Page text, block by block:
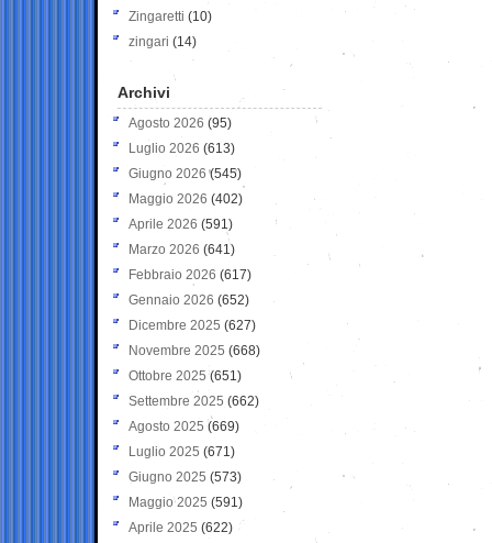
Zingaretti (10)
zingari (14)
Archivi
Agosto 2026 (95)
Luglio 2026 (613)
Giugno 2026 (545)
Maggio 2026 (402)
Aprile 2026 (591)
Marzo 2026 (641)
Febbraio 2026 (617)
Gennaio 2026 (652)
Dicembre 2025 (627)
Novembre 2025 (668)
Ottobre 2025 (651)
Settembre 2025 (662)
Agosto 2025 (669)
Luglio 2025 (671)
Giugno 2025 (573)
Maggio 2025 (591)
Aprile 2025 (622)